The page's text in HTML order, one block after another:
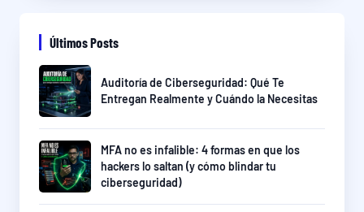
Últimos Posts
Auditoría de Ciberseguridad: Qué Te
Entregan Realmente y Cuándo la Necesitas
MFA no es infalible: 4 formas en que los
hackers lo saltan (y cómo blindar tu
ciberseguridad)